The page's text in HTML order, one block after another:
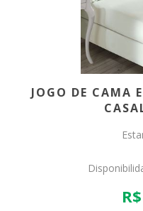
JOGO DE CAMA